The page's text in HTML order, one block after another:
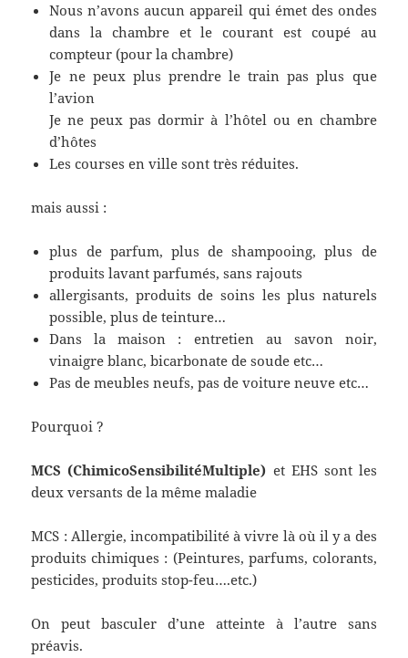
Nous n’avons aucun appareil qui émet des ondes
dans la chambre et le courant est coupé au
compteur (pour la chambre)
Je ne peux plus prendre le train pas plus que
l’avion
Je ne peux pas dormir à l’hôtel ou en chambre
d’hôtes
Les courses en ville sont très réduites.
mais aussi :
plus de parfum, plus de shampooing, plus de
produits lavant parfumés, sans rajouts
allergisants, produits de soins les plus naturels
possible, plus de teinture…
Dans la maison : entretien au savon noir,
vinaigre blanc, bicarbonate de soude etc…
Pas de meubles neufs, pas de voiture neuve etc…
Pourquoi ?
MCS (ChimicoSensibilitéMultiple) et EHS sont les
deux versants de la même maladie
MCS : Allergie, incompatibilité à vivre là où il y a des
produits chimiques : (Peintures, parfums, colorants,
pesticides, produits stop-feu….etc.)
On peut basculer d’une atteinte à l’autre sans
préavis.